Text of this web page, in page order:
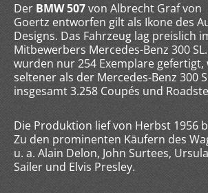
Der BMW 507von Albrecht Graf von
Goertz entworfen gilt als Ikone des
Designs. Das Fahrzeug lag preislich
Mitbewerbers Mercedes-Benz 300
wurden nur 254 Exemplare gefertigt,
seltener als der Mercedes-Benz 300
insgesamt 3.258 Coupés und
Die Produktion lief von Herbst 1956
Zu den prominenten Käufern des
u. a. Alain Delon, John Surtees,
Sailer und Elvis Presley.